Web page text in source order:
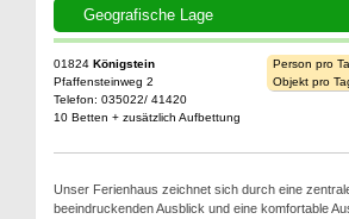
Geografische Lage
01824 Königstein
Pfaffensteinweg 2
Telefon: 035022/ 41420
10 Betten + zusätzlich Aufbettung
Person pro
Objekt pro
Unser Ferienhaus zeichnet sich durch eine
beeindruckenden Ausblick und eine komfortable